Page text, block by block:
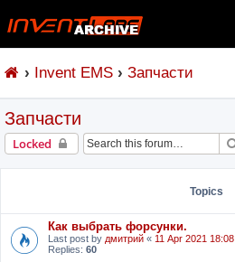
Invent EMS Запчасти
Запчасти
Locked
Topics
Как выбрать форсунки.
Last post by дмитрий « 11 Apr 2021 18:08
Replies: 60